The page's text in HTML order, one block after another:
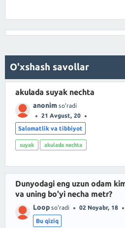
O'xshash savollar
akulada suyak nechta
anonim so'radi
21 Avgust, 20
Salomatlik va tibbiyot
suyak akulada nechta
Dunyodagi eng uzun odam
va uning bo'yi necha metr?
Loop so'radi 02 Noyabr, 18
Bu qiziq